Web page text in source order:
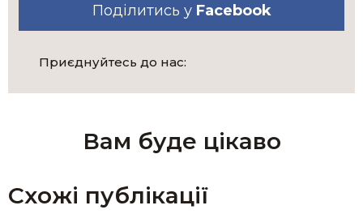
Поділитись у Facebook
Приєднуйтесь до нас:
Вам буде цікаво
Схожі публікації